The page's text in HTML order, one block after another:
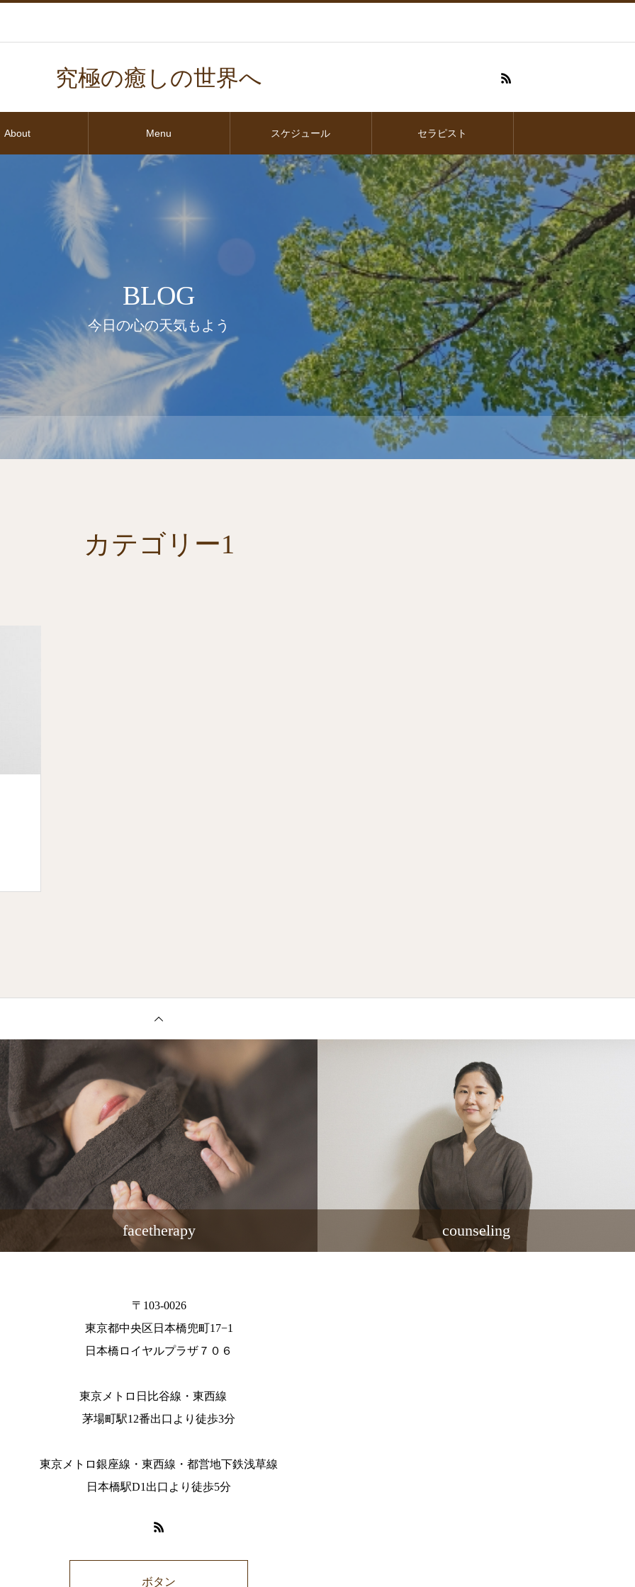
究極の癒しの世界へ
About Menu スケジュール セラピスト
BLOG
今日の心の天気もよう
カテゴリー1
facetherapy counseling
〒103-0026
東京都中央区日本橋兜町17−1
日本橋ロイヤルプラザ７０６
東京メトロ日比谷線・東西線
茅場町駅12番出口より徒歩3分
東京メトロ銀座線・東西線・都営地下鉄浅草線
日本橋駅D1出口より徒歩5分
ボタン